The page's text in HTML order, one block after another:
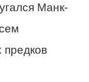
Манк-